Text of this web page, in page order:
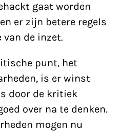
gaat worden
er zijn betere regels
de inzet.
punt, het
is er winst
door de kritiek
over na te denken.
mogen nu